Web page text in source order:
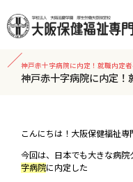
神戸赤十字病院に内定！就職内定
神戸赤十字病院に内定！
こんにちは！大阪保健福祉
今回は、日本でも大きな病院
字病院に内定した